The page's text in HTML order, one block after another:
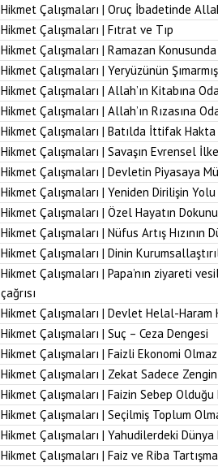
Hikmet Çalışmaları | Oruç İbadetinde
Hikmet Çalışmaları | Fıtrat ve Tıp
Hikmet Çalışmaları | Ramazan
Hikmet Çalışmaları | Yeryüzünün
Hikmet Çalışmaları | Allah’ın Kitabına
Hikmet Çalışmaları | Allah’ın Rızasına
Hikmet Çalışmaları | Batılda İttifak
Hikmet Çalışmaları | Savaşın Evrensel
Hikmet Çalışmaları | Devletin Piyasaya
Hikmet Çalışmaları | Yeniden Dirilişin Yolu
Hikmet Çalışmaları | Özel Hayatın
Hikmet Çalışmaları | Nüfus Artış Hızının
Hikmet Çalışmaları | Dinin
Hikmet Çalışmaları | Papa’nın ziyareti
çağrısı
Hikmet Çalışmaları | Devlet Helal-Haram
Hikmet Çalışmaları | Suç – Ceza Dengesi
Hikmet Çalışmaları | Faizli Ekonomi Olmaz
Hikmet Çalışmaları | Zekat Sadece
Hikmet Çalışmaları | Faizin Sebep
Hikmet Çalışmaları | Seçilmiş Toplum
Hikmet Çalışmaları | Yahudilerdeki
Hikmet Çalışmaları | Faiz ve Riba